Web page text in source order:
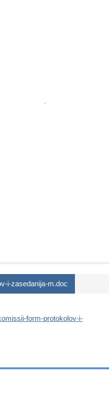
i-zasedanija-m.doc
form-protokolov-i-